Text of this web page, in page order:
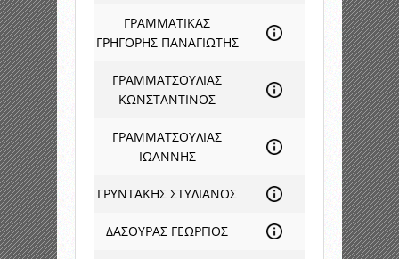
ΓΡΑΜΜΑΤΙΚΑΣ
ΓΡΗΓΟΡΗΣ ΠΑΝΑΓΙΩΤΗΣ
ΓΡΑΜΜΑΤΣΟΥΛΙΑΣ
ΚΩΝΣΤΑΝΤΙΝΟΣ
ΓΡΑΜΜΑΤΣΟΥΛΙΑΣ
ΙΩΑΝΝΗΣ
ΓΡΥΝΤΑΚΗΣ ΣΤΥΛΙΑΝΟΣ
ΔΑΣΟΥΡΑΣ ΓΕΩΡΓΙΟΣ